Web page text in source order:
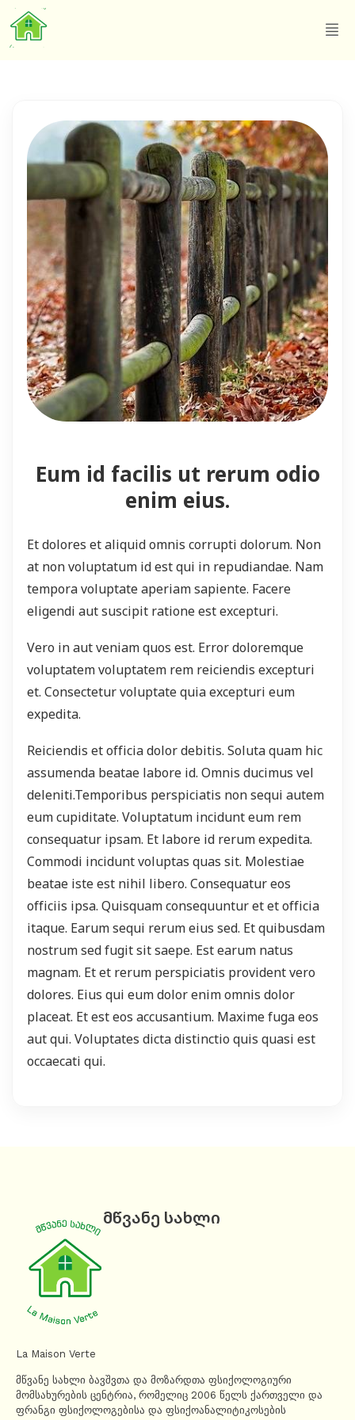
Eum id facilis ut rerum odio
enim eius.
Et dolores et aliquid omnis corrupti dolorum. Non
at non voluptatum id est qui in repudiandae. Nam
tempora voluptate aperiam sapiente. Facere
eligendi aut suscipit ratione est excepturi.
Vero in aut veniam quos est. Error doloremque
voluptatem voluptatem rem reiciendis excepturi
et. Consectetur voluptate quia excepturi eum
expedita.
Reiciendis et officia dolor debitis. Soluta quam hic
assumenda beatae labore id. Omnis ducimus vel
deleniti.Temporibus perspiciatis non sequi autem
eum cupiditate. Voluptatum incidunt eum rem
consequatur ipsam. Et labore id rerum expedita.
Commodi incidunt voluptas quas sit. Molestiae
beatae iste est nihil libero. Consequatur eos
officiis ipsa. Quisquam consequuntur et et officia
itaque. Earum sequi rerum eius sed. Et quibusdam
nostrum sed fugit sit saepe. Est earum natus
magnam. Et et rerum perspiciatis provident vero
dolores. Eius qui eum dolor enim omnis dolor
placeat. Et est eos accusantium. Maxime fuga eos
aut qui. Voluptates dicta distinctio quis quasi est
occaecati qui.
მწვანე სახლი
La Maison Verte
მწვანე სახლი ბავშვთა და მოზარდთა ფსიქოლოგიური
მომსახურების ცენტრია, რომელიც 2006 წელს ქართველი და
ფრანგი ფსიქოლოგებისა და ფსიქოანალიტიკოსების